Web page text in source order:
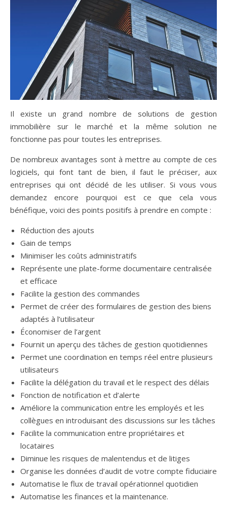
Il existe un grand nombre de solutions de gestion
immobilière sur le marché et la même solution ne
fonctionne pas pour toutes les entreprises.
De nombreux avantages sont à mettre au compte de ces
logiciels, qui font tant de bien, il faut le préciser, aux
entreprises qui ont décidé de les utiliser. Si vous vous
demandez encore pourquoi est ce que cela vous
bénéfique, voici des points positifs à prendre en compte :
Réduction des ajouts
Gain de temps
Minimiser les coûts administratifs
Représente une plate-forme documentaire centralisée
et efficace
Facilite la gestion des commandes
Permet de créer des formulaires de gestion des biens
adaptés à l’utilisateur
Économiser de l’argent
Fournit un aperçu des tâches de gestion quotidiennes
Permet une coordination en temps réel entre plusieurs
utilisateurs
Facilite la délégation du travail et le respect des délais
Fonction de notification et d’alerte
Améliore la communication entre les employés et les
collègues en introduisant des discussions sur les tâches
Facilite la communication entre propriétaires et
locataires
Diminue les risques de malentendus et de litiges
Organise les données d’audit de votre compte fiduciaire
Automatise le flux de travail opérationnel quotidien
Automatise les finances et la maintenance.